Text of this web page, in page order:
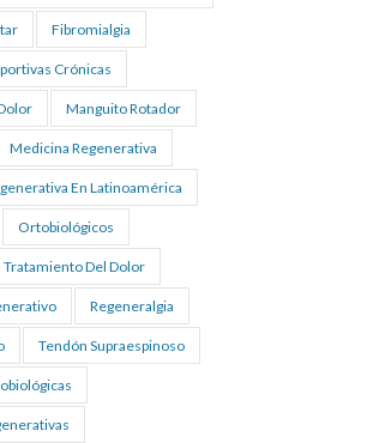
Fibromialgia
Crónicas
Manguito Rotador
Medicina Regenerativa
En Latinoamérica
Ortobiológicos
Tratamiento Del Dolor
Regeneralgia
Tendón Supraespinoso